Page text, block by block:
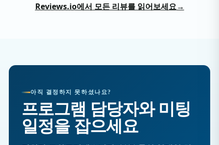
Reviews.io에서 모든 리뷰를 읽어보세요→
아직 결정하지 못하셨나요?
프로그램 담당자와 미팅
일정을 잡으세요